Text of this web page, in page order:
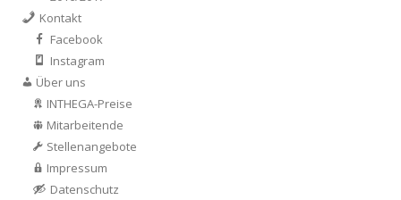
Kontakt
Facebook
Instagram
Über uns
INTHEGA-Preise
Mitarbeitende
Stellenangebote
Impressum
Datenschutz